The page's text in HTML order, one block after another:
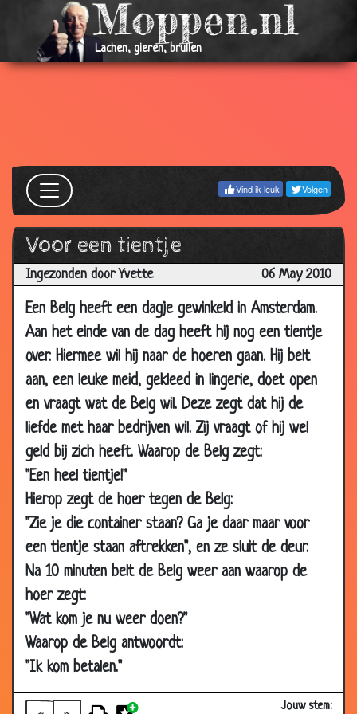
Lachen, gieren, brullen
Vind ik leuk Volgen
Voor een tientje
Ingezonden door Yvette 06 May 2010
Een Belg heeft een dagje gewinkeld in Amsterdam.
Aan het einde van de dag heeft hij nog een tientje
over. Hiermee wil hij naar de hoeren gaan. Hij belt
aan, een leuke meid, gekleed in lingerie, doet open
en vraagt wat de Belg wil. Deze zegt dat hij de
liefde met haar bedrijven wil. Zij vraagt of hij wel
geld bij zich heeft. Waarop de Belg zegt:
"Een heel tientje!"
Hierop zegt de hoer tegen de Belg:
"Zie je die container staan? Ga je daar maar voor
een tientje staan aftrekken", en ze sluit de deur.
Na 10 minuten belt de Belg weer aan waarop de
hoer zegt:
"Wat kom je nu weer doen?"
Waarop de Belg antwoordt:
"Ik kom betalen."
Jouw stem:
07 Aug
2012
Heuvel
06 Jun
Slimme Belg 3.58
2011
07 Oct
23 May
2011
Ongeluk
19 Jan
Dangerous 2.56
2010
Liegbeesten
2010
De grens over
01 Dec
2010
11 Nov
2010
Nieuwe baan
01 Nov
2010
Belgen en Koeien 3.79
18 Oct
2010
14 Oct
2010
Morning after pil
30 May
Kippenhok 3.59